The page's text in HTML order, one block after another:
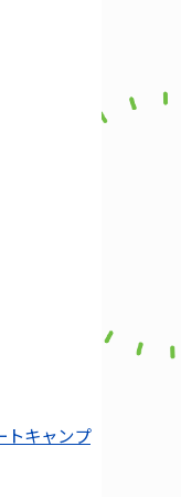
トキャンプ